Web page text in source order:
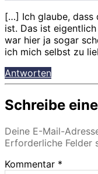
[…] Ich glaube, dass
ist. Das ist
war hier ja sogar
ich mich selbst zu
Antworten
Schreibe
Deine E-Mail-
Erforderliche Felder
Kommentar *